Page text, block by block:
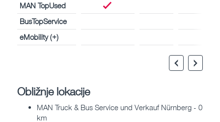
MAN TopUsed
BusTopService
eMobility (+)
Obližnje lokacije
MAN Truck & Bus Service und Verkauf Nürnberg - 0
km